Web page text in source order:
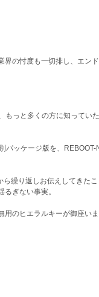
界の忖度も一切排し、エン
もっと多くの方に知ってい
パッケージ版を、REBOOT-
繰り返しお伝えしてきたこ
ぎない事実。
のヒエラルキーが御座いま